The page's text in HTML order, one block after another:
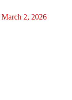
March 2, 2026